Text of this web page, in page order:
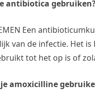
antibiotica
Een
van de infectie. Het
tot het op is of
amoxicilline